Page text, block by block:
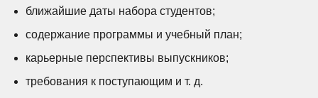
ближайшие даты набора студентов;
содержание программы и учебный план;
карьерные перспективы выпускников;
требования к поступающим и т. д.